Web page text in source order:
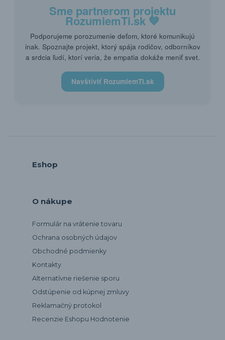
Sme partnerom projektu
RozumiemTi.sk 💙
Podporujeme porozumenie deťom, ktoré komunikujú
inak. Spoznajte projekt, ktorý spája rodičov, odborníkov
a srdcia ľudí, ktorí veria, že empatia dokáže meniť svet.
Navštíviť RozumiemTi.sk
Eshop
O nákupe
Formulár na vrátenie tovaru
Ochrana osobných údajov
Obchodné podmienky
Kontakty
Alternatívne riešenie sporu
Odstúpenie od kúpnej zmluvy
Reklamačný protokol
Recenzie Eshopu Hodnotenie